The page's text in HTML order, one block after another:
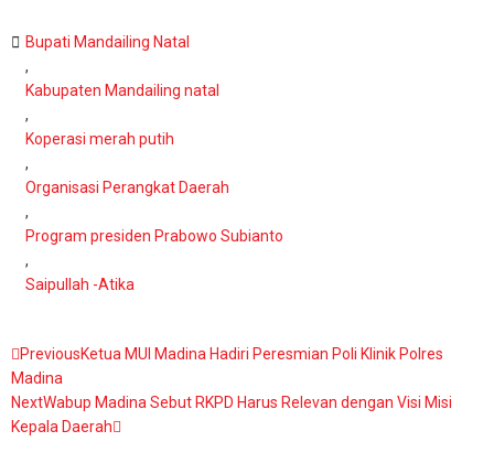
Bupati Mandailing Natal
,
Kabupaten Mandailing natal
,
Koperasi merah putih
,
Organisasi Perangkat Daerah
,
Program presiden Prabowo Subianto
,
Saipullah -Atika
PreviousKetua MUI Madina Hadiri Peresmian Poli Klinik Polres
Madina
NextWabup Madina Sebut RKPD Harus Relevan dengan Visi Misi
Kepala Daerah